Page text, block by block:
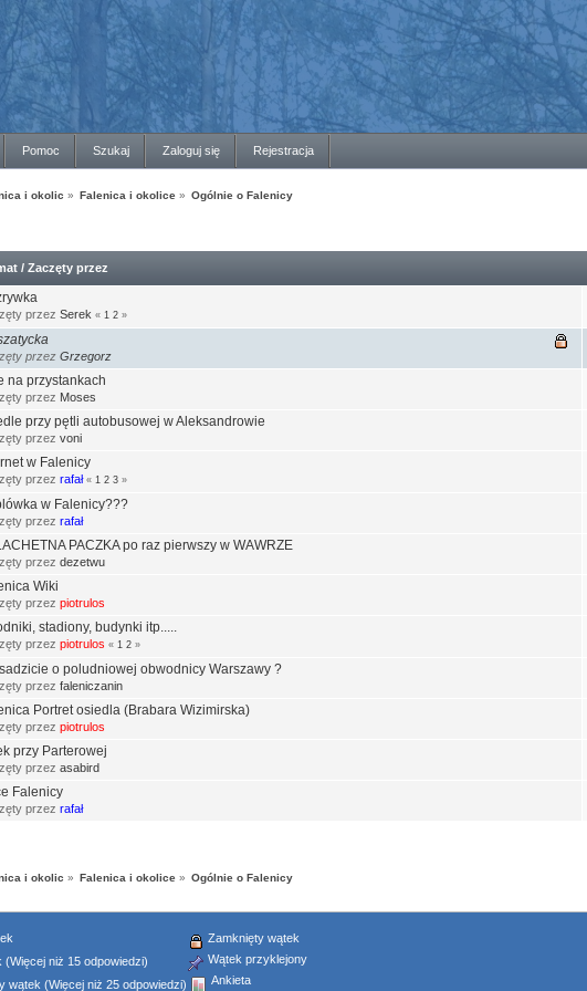
Pomoc Szukaj Zaloguj się Rejestracja
i okolic » Falenica i okolice » Ogólnie o Falenicy
/ Zaczęty przez
przez Serek « 1 2 »
przez Grzegorz
na przystankach
przez Moses
przy pętli autobusowej w Aleksandrowie
przez voni
w Falenicy
przez rafał « 1 2 3 »
w Falenicy???
przez rafał
PACZKA po raz pierwszy w WAWRZE
przez dezetwu
Wiki
przez piotrulos
stadiony, budynki itp.....
przez piotrulos « 1 2 »
o poludniowej obwodnicy Warszawy ?
przez faleniczanin
Portret osiedla (Brabara Wizimirska)
przez piotrulos
przy Parterowej
przez asabird
Falenicy
przez rafał
i okolic » Falenica i okolice » Ogólnie o Falenicy
niż 15 odpowiedzi)
wątek (Więcej niż 25 odpowiedzi)
Zamknięty wątek
Wątek przyklejony
Ankieta